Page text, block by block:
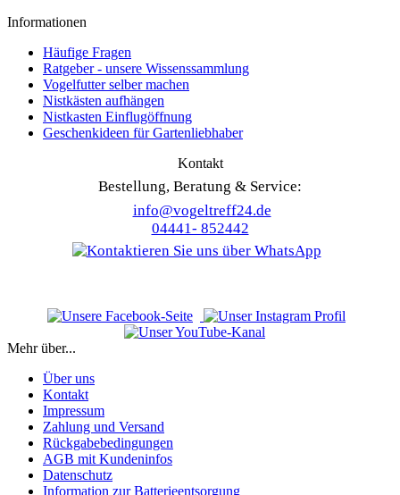
Informationen
Häufige Fragen
Ratgeber - unsere Wissenssammlung
Vogelfutter selber machen
Nistkästen aufhängen
Nistkasten Einflugöffnung
Geschenkideen für Gartenliebhaber
Kontakt
Bestellung, Beratung & Service:
info@vogeltreff24.de
04441- 852442
Mehr über...
Über uns
Kontakt
Impressum
Zahlung und Versand
Rückgabebedingungen
AGB mit Kundeninfos
Datenschutz
Information zur Batterieentsorgung